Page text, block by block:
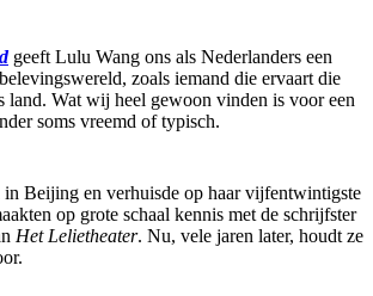
geeft Lulu Wang ons als Nederlanders een
zoals iemand die ervaart die
land. Wat wij heel gewoon vinden is voor een
soms vreemd of typisch.
in Beijing en verhuisde op haar vijfentwintigste
op grote schaal kennis met de schrijfster
Het Lelietheater. Nu, vele jaren later, houdt ze